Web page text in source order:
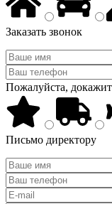
Заказать звонок
Пожалуйста,
Письмо директору